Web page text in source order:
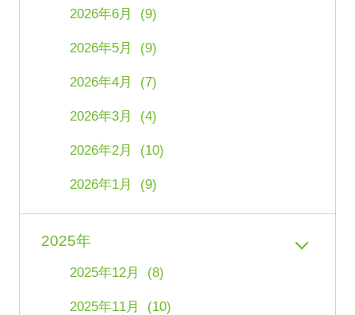
2026年6月 (9)
2026年5月 (9)
2026年4月 (7)
2026年3月 (4)
2026年2月 (10)
2026年1月 (9)
2025年
2025年12月 (8)
2025年11月 (10)